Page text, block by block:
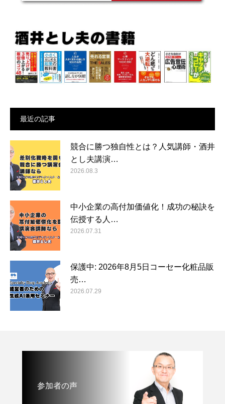
最近の記事
競合に勝つ独自性とは？人気講師・酒井
とし夫講演…
2026.08.3
中小企業の高付加価値化！成功の秘訣を
伝授する人…
2026.07.31
保護中: 2026年8月5日コーセー化粧品販
売…
2026.07.29
参加者の声